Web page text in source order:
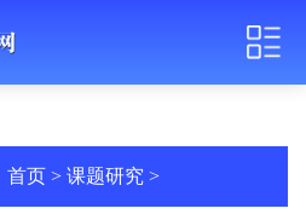
首页 > 课题研究 >